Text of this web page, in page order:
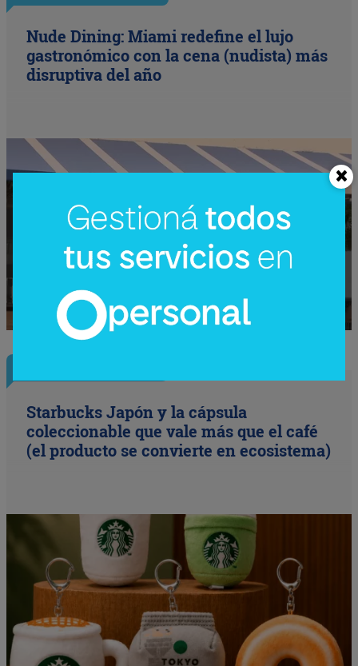
Nude Dining: Miami redefine el lujo
gastronómico con la cena (nudista) más
disruptiva del año
Starbucks Japón y la cápsula
coleccionable que vale más que el café
(el producto se convierte en ecosistema)